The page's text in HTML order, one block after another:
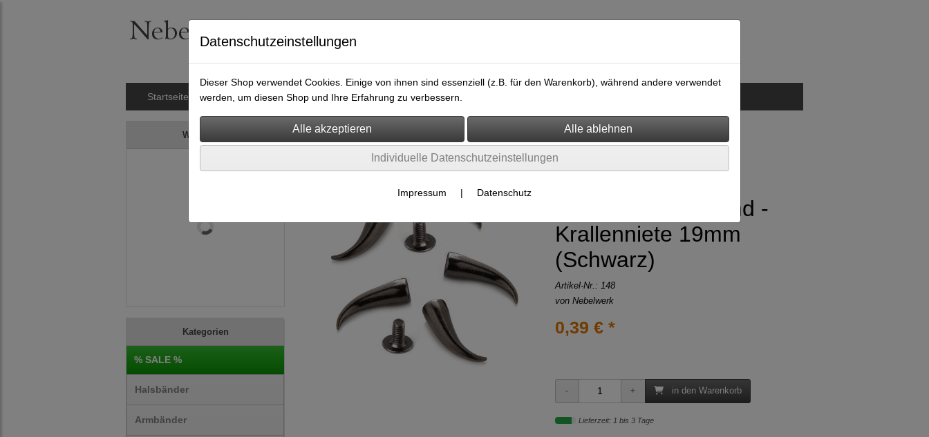
Startseite Nietengürtel Halsbänder Armbänder Lederteile
Warenkorb
Kategorien
% SALE %
Halsbänder
Armbänder
Nieten & Zubehör
Zinklegierung, Rund -
Krallenniete 19mm
(Schwarz)
Artikel-Nr.: 148
von Nebelwerk
0,39 € *
in den Warenkorb
Lieferzeit: 1 bis 3 Tage
Datenschutzeinstellungen
Dieser Shop verwendet Cookies. Einige von ihnen sind essenziell (z.B. für den Warenkorb), während andere verwendet
werden, um diesen Shop und Ihre Erfahrung zu verbessern.
Individuelle Datenschutzeinstellungen
Impressum | Datenschutz